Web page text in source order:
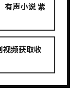
有声小说 紫
频获取收